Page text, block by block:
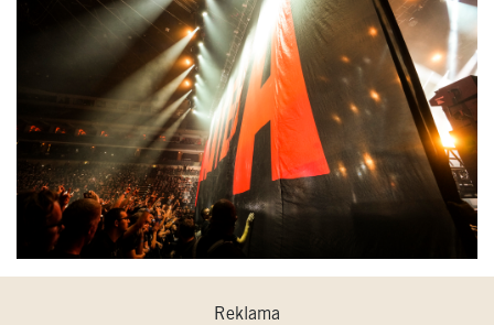
Reklama